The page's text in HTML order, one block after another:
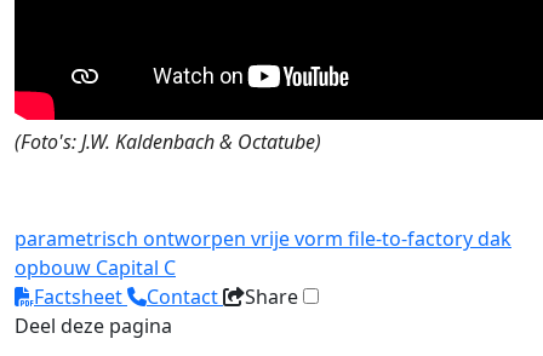
(Foto's: J.W. Kaldenbach & Octatube)
parametrisch ontworpen vrije vorm file-to-factorydak
opbouw Capital C
Factsheet
Contact
Share
Deel deze pagina